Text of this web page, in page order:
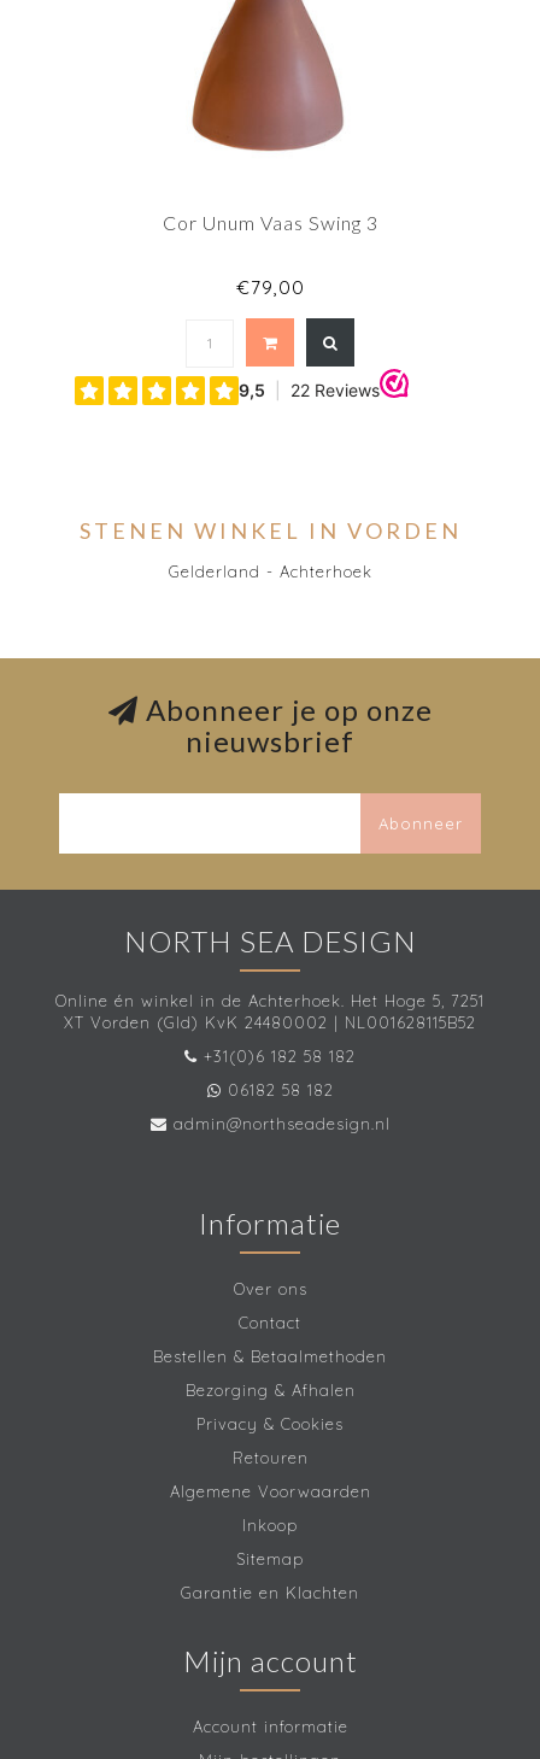
Cor Unum Vaas Swing 3
€79,00
STENEN WINKEL IN VORDEN
Gelderland - Achterhoek
Abonneer je op onze
nieuwsbrief
Abonneer
NORTH SEA DESIGN
Online én winkel in de Achterhoek. Het Hoge 5, 7251
XT Vorden (Gld) KvK 24480002 | NL001628115B52
+31(0)6 182 58 182
06182 58 182
admin@northseadesign.nl
Informatie
Over ons
Contact
Bestellen & Betaalmethoden
Bezorging & Afhalen
Privacy & Cookies
Retouren
Algemene Voorwaarden
Inkoop
Sitemap
Garantie en Klachten
Mijn account
Account informatie